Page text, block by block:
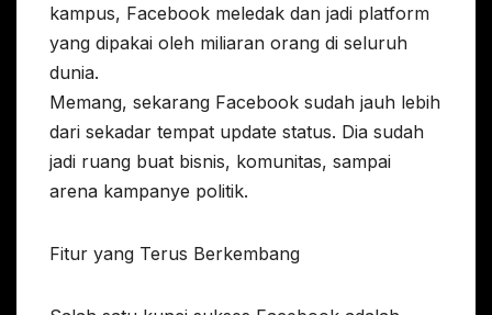
kampus, Facebook meledak dan jadi platform
yang dipakai oleh miliaran orang di seluruh
dunia.
Memang, sekarang Facebook sudah jauh lebih
dari sekadar tempat update status. Dia sudah
jadi ruang buat bisnis, komunitas, sampai
arena kampanye politik.
Fitur yang Terus Berkembang